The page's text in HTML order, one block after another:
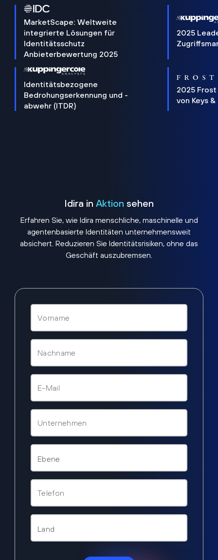
MarketScape: Weltweite
integrierte Lösungen für
Identitätsschutz
Anbieterbewertung 2025
2025
Identitätsbezogene
Bedrohungserkennung und -
abwehr (ITDR)
2025 Frost
von Keys
Idira in Aktion sehen
Erfahren Sie, wie Idira menschliche, maschinelle und
agentenbasierte Identitäten unternehmensweit
absichert. Reduzieren Sie Identitätsrisiken, ohne das
Geschäft auszubremsen.